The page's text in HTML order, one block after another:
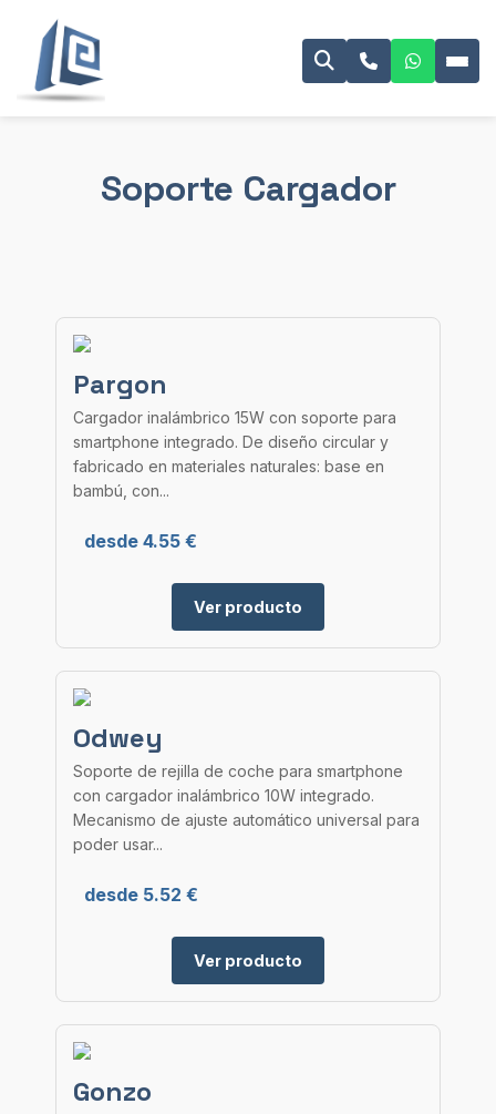
Soporte Cargador
Pargon
Cargador inalámbrico 15W con soporte para
smartphone integrado. De diseño circular y
fabricado en materiales naturales: base en
bambú, con...
desde 4.55 €
Ver producto
Odwey
Soporte de rejilla de coche para smartphone
con cargador inalámbrico 10W integrado.
Mecanismo de ajuste automático universal para
poder usar...
desde 5.52 €
Ver producto
Gonzo